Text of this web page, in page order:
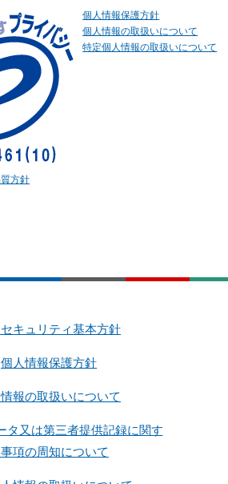
個人情報保護方針
個人情報の取扱いについて
特定個人情報の取扱いについて
方針
キュリティ基本方針
個人情報保護方針
報の取扱いについて
タ又は第三者提供記録に関す
事項の周知について